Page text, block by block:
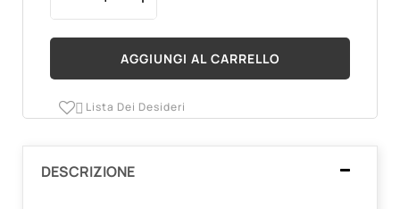
AGGIUNGI AL CARRELLO
 Lista Dei Desideri
DESCRIZIONE